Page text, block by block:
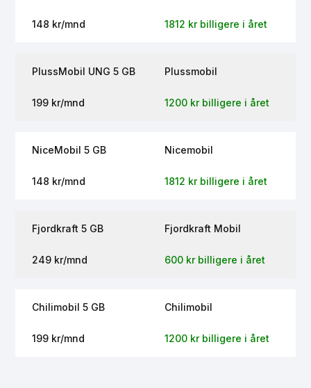
148 kr/mnd 1812 kr billigere i året
PlussMobil UNG 5 GB Plussmobil
199 kr/mnd 1200 kr billigere i året
NiceMobil 5 GB Nicemobil
148 kr/mnd 1812 kr billigere i året
Fjordkraft 5 GB Fjordkraft Mobil
249 kr/mnd 600 kr billigere i året
Chilimobil 5 GB Chilimobil
199 kr/mnd 1200 kr billigere i året